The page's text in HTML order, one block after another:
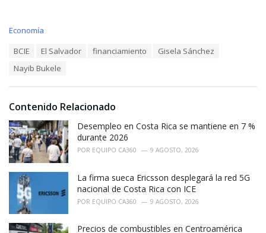
C
i
s
:
Economía
BCIE El Salvador financiamiento
Gisela Sánchez
Nayib Bukele
Contenido Relacionado
Desempleo en Costa Rica se mantiene en 7 %
durante 2026
POR EQUIPO CA360 9 AGOSTO, 2026
La firma sueca Ericsson desplegará la red 5G
nacional de Costa Rica con ICE
POR EQUIPO CA360 9 AGOSTO, 2026
Precios de combustibles en Centroamérica